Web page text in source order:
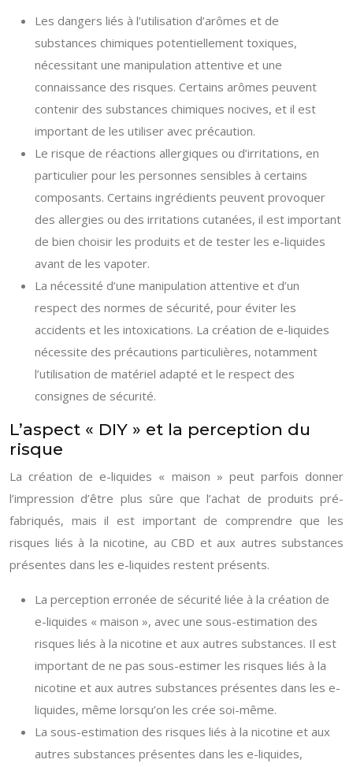
Les dangers liés à l’utilisation d’arômes et de
substances chimiques potentiellement toxiques,
nécessitant une manipulation attentive et une
connaissance des risques. Certains arômes peuvent
contenir des substances chimiques nocives, et il est
important de les utiliser avec précaution.
Le risque de réactions allergiques ou d’irritations, en
particulier pour les personnes sensibles à certains
composants. Certains ingrédients peuvent provoquer
des allergies ou des irritations cutanées, il est important
de bien choisir les produits et de tester les e-liquides
avant de les vapoter.
La nécessité d’une manipulation attentive et d’un
respect des normes de sécurité, pour éviter les
accidents et les intoxications. La création de e-liquides
nécessite des précautions particulières, notamment
l’utilisation de matériel adapté et le respect des
consignes de sécurité.
L’aspect « DIY » et la perception du
risque
La création de e-liquides « maison » peut parfois donner
l’impression d’être plus sûre que l’achat de produits pré-
fabriqués, mais il est important de comprendre que les
risques liés à la nicotine, au CBD et aux autres substances
présentes dans les e-liquides restent présents.
La perception erronée de sécurité liée à la création de
e-liquides « maison », avec une sous-estimation des
risques liés à la nicotine et aux autres substances. Il est
important de ne pas sous-estimer les risques liés à la
nicotine et aux autres substances présentes dans les e-
liquides, même lorsqu’on les crée soi-même.
La sous-estimation des risques liés à la nicotine et aux
autres substances présentes dans les e-liquides,